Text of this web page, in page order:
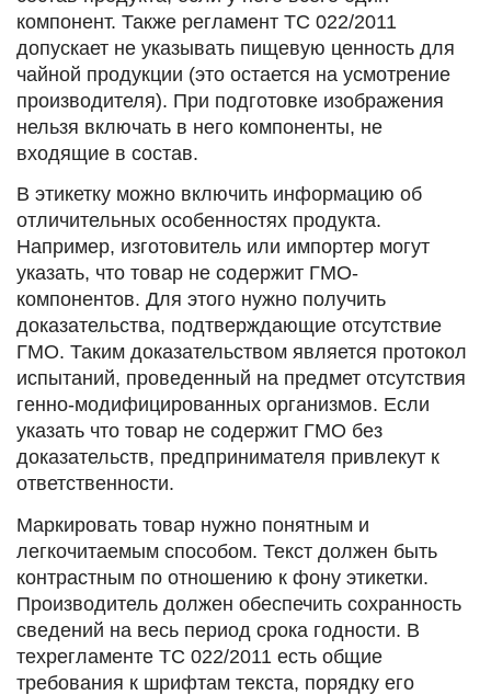
компонент. Также регламент ТС 022/2011
допускает не указывать пищевую ценность для
чайной продукции (это остается на усмотрение
производителя). При подготовке изображения
нельзя включать в него компоненты, не
входящие в состав.
В этикетку можно включить информацию об
отличительных особенностях продукта.
Например, изготовитель или импортер могут
указать, что товар не содержит ГМО-
компонентов. Для этого нужно получить
доказательства, подтверждающие отсутствие
ГМО. Таким доказательством является протокол
испытаний, проведенный на предмет отсутствия
генно-модифицированных организмов. Если
указать что товар не содержит ГМО без
доказательств, предпринимателя привлекут к
ответственности.
Маркировать товар нужно понятным и
легкочитаемым способом. Текст должен быть
контрастным по отношению к фону этикетки.
Производитель должен обеспечить сохранность
сведений на весь период срока годности. В
техрегламенте ТС 022/2011 есть общие
требования к шрифтам текста, порядку его